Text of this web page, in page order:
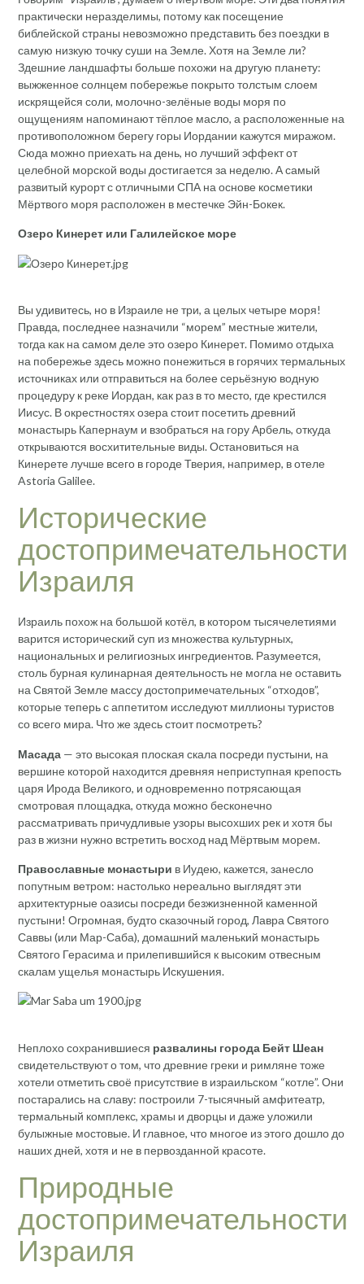
практически неразделимы, потому как посещение
библейской страны невозможно представить без поездки в
самую низкую точку суши на Земле. Хотя на Земле ли?
Здешние ландшафты больше похожи на другую планету:
выжженное солнцем побережье покрыто толстым слоем
искрящейся соли, молочно-зелёные воды моря по
ощущениям напоминают тёплое масло, а расположенные на
противоположном берегу горы Иордании кажутся миражом.
Сюда можно приехать на день, но лучший эффект от
целебной морской воды достигается за неделю. А самый
развитый курорт с отличными СПА на основе косметики
Мёртвого моря расположен в местечке Эйн-Бокек.
Озеро Кинерет или Галилейское море
Вы удивитесь, но в Израиле не три, а целых четыре моря!
Правда, последнее назначили “морем” местные жители,
тогда как на самом деле это озеро Кинерет. Помимо отдыха
на побережье здесь можно понежиться в горячих термальных
источниках или отправиться на более серьёзную водную
процедуру к реке Иордан, как раз в то место, где крестился
Иисус. В окрестностях озера стоит посетить древний
монастырь Капернаум и взобраться на гору Арбель, откуда
открываются восхитительные виды. Остановиться на
Кинерете лучше всего в городе Тверия, например, в отеле
Astoria Galilee.
Исторические
достопримечательности
Израиля
Израиль похож на большой котёл, в котором тысячелетиями
варится исторический суп из множества культурных,
национальных и религиозных ингредиентов. Разумеется,
столь бурная кулинарная деятельность не могла не оставить
на Святой Земле массу достопримечательных “отходов”,
которые теперь с аппетитом исследуют миллионы туристов
со всего мира. Что же здесь стоит посмотреть?
Масада — это высокая плоская скала посреди пустыни, на
вершине которой находится древняя неприступная крепость
царя Ирода Великого, и одновременно потрясающая
смотровая площадка, откуда можно бесконечно
рассматривать причудливые узоры высохших рек и хотя бы
раз в жизни нужно встретить восход над Мёртвым морем.
Православные монастыри в Иудею, кажется, занесло
попутным ветром: настолько нереально выглядят эти
архитектурные оазисы посреди безжизненной каменной
пустыни! Огромная, будто сказочный город, Лавра Святого
Саввы (или Мар-Саба), домашний маленький монастырь
Святого Герасима и прилепившийся к высоким отвесным
скалам ущелья монастырь Искушения.
Неплохо сохранившиеся развалины города Бейт Шеан
свидетельствуют о том, что древние греки и римляне тоже
хотели отметить своё присутствие в израильском “котле”. Они
постарались на славу: построили 7-тысячный амфитеатр,
термальный комплекс, храмы и дворцы и даже уложили
булыжные мостовые. И главное, что многое из этого дошло до
наших дней, хотя и не в первозданной красоте.
Природные
достопримечательности
Израиля